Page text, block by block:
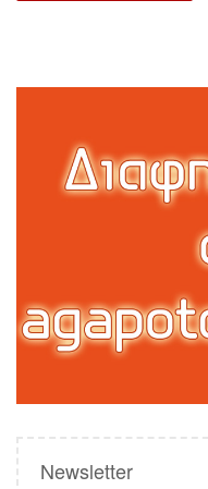
Newsletter